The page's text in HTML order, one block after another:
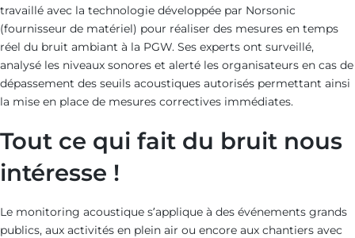
travaillé avec la technologie développée par Norsonic
(fournisseur de matériel) pour réaliser des mesures en temps
réel du bruit ambiant à la PGW. Ses experts ont surveillé,
analysé les niveaux sonores et alerté les organisateurs en cas de
dépassement des seuils acoustiques autorisés permettant ainsi
la mise en place de mesures correctives immédiates.
Tout ce qui fait du bruit nous
intéresse !
Le monitoring acoustique s’applique à des événements grands
publics, aux activités en plein air ou encore aux chantiers avec